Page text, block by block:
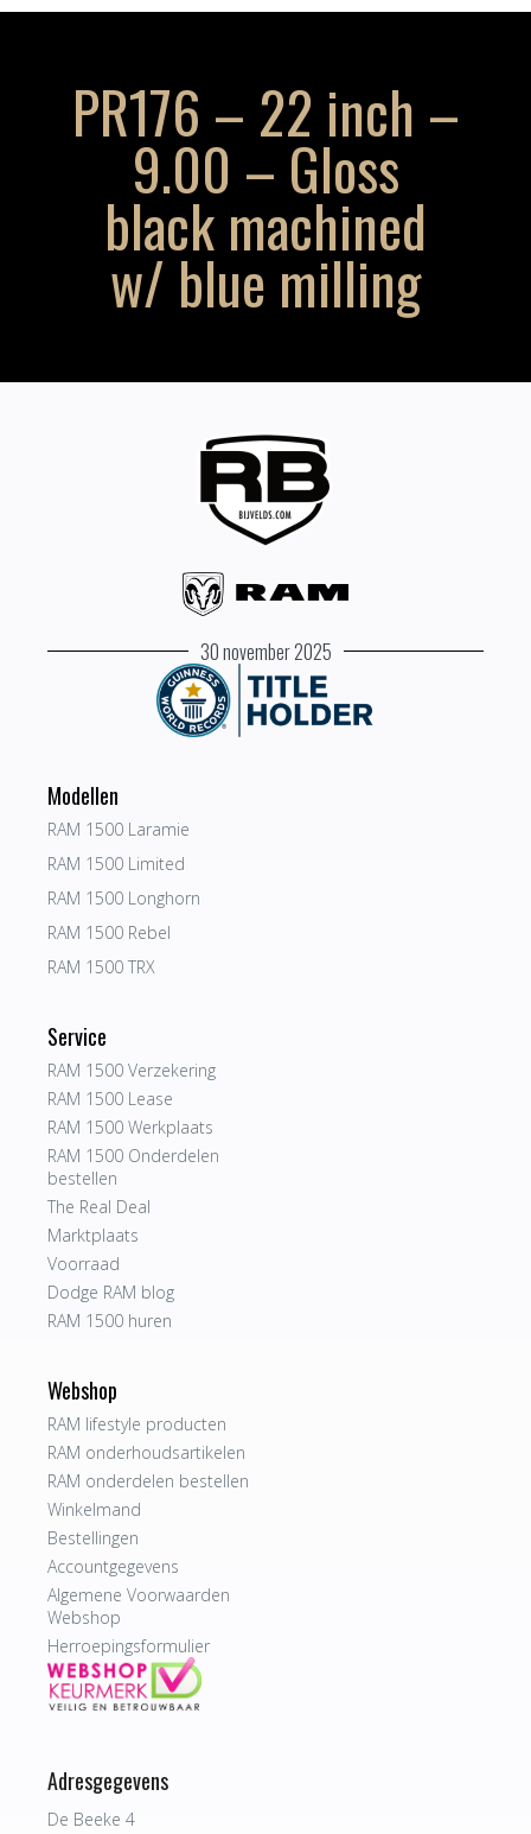
PR176 – 22 inch –
9.00 – Gloss
black machined
w/ blue milling
30 november 2025
Modellen
RAM 1500 Laramie
RAM 1500 Limited
RAM 1500 Longhorn
RAM 1500 Rebel
RAM 1500 TRX
Service
RAM 1500 Verzekering
RAM 1500 Lease
RAM 1500 Werkplaats
RAM 1500 Onderdelen
bestellen
The Real Deal
Marktplaats
Voorraad
Dodge RAM blog
RAM 1500 huren
Webshop
RAM lifestyle producten
RAM onderhoudsartikelen
RAM onderdelen bestellen
Winkelmand
Bestellingen
Accountgegevens
Algemene Voorwaarden
Webshop
Herroepingsformulier
Adresgegevens
De Beeke 4